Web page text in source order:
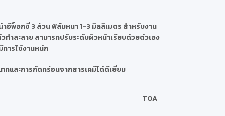
อีพ็อกซี่ 3 ส่วน ฟิล์มหนา 1-3 มิลลิเมตร สำหรับงาน
ำละลาย สามารถปรับระดับผิวหน้าเรียบด้วยตัวเอง
ารใช้งานหนัก
กและการกัดกร่อนจากสารเคมีได้ดีเยี่ยม
TOA